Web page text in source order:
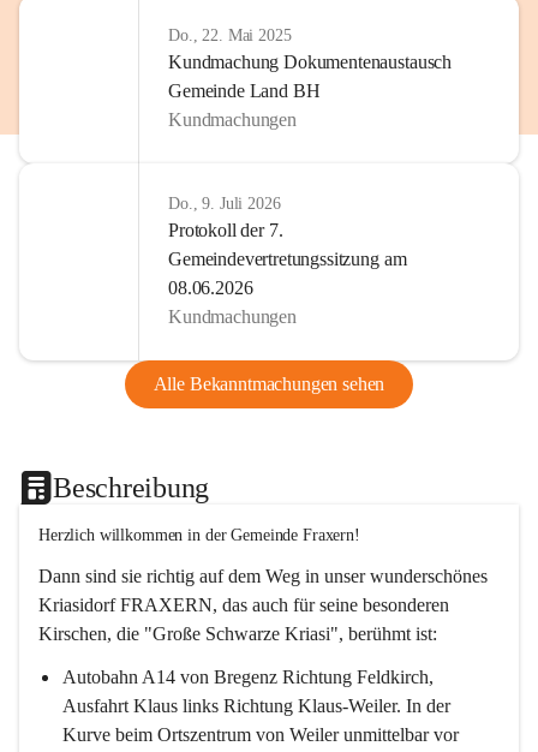
Do., 22. Mai 2025
Kundmachung Dokumentenaustausch
Gemeinde Land BH
Kundmachungen
Do., 9. Juli 2026
Protokoll der 7.
Gemeindevertretungssitzung am
08.06.2026
Kundmachungen
Alle Bekanntmachungen sehen
Beschreibung
Herzlich willkommen in der Gemeinde Fraxern!
Dann sind sie richtig auf dem Weg in unser wunderschönes
Kriasidorf FRAXERN, das auch für seine besonderen
Kirschen, die "Große Schwarze Kriasi", berühmt ist:
Autobahn A14 von Bregenz Richtung Feldkirch,
Ausfahrt Klaus links Richtung Klaus-Weiler. In der
Kurve beim Ortszentrum von Weiler unmittelbar vor